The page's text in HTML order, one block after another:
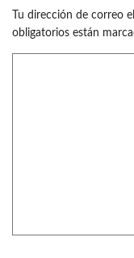
Tu dirección de correo
obligatorios están